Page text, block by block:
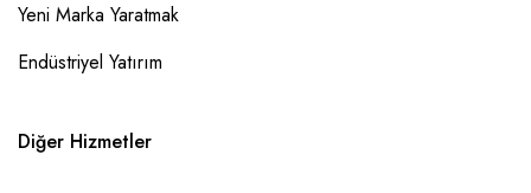
Yeni Marka Yaratmak
Endüstriyel Yatırım
Diğer Hizmetler